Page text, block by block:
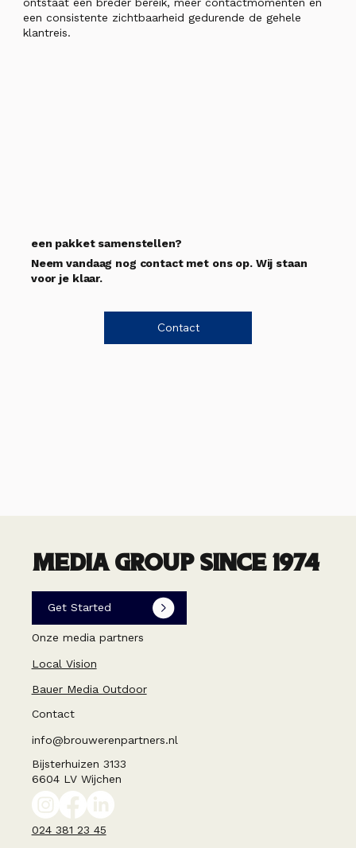
een consistente zichtbaarheid gedurende de gehele
klantreis.
een pakket samenstellen?
Neem vandaag nog contact met ons op. Wij staan
voor je klaar.
Contact
MEDIA GROUP SINCE 1974
Get Started
Onze media partners
Local Vision
Bauer Media Outdoor
Contact
info@brouwerenpartners.nl
Bijsterhuizen 3133
6604 LV Wijchen
024 381 23 45